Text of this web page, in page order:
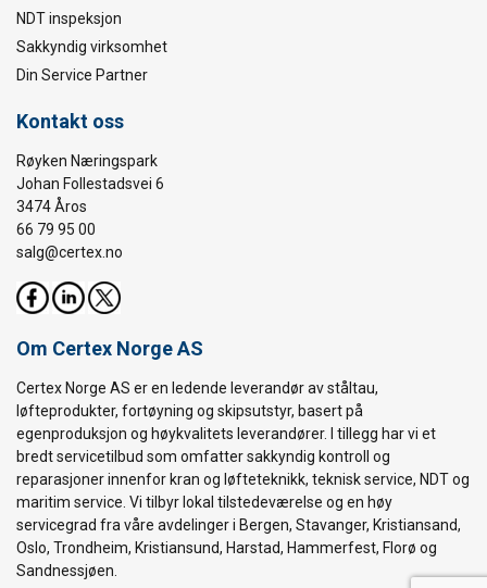
NDT inspeksjon
Sakkyndig virksomhet
Din Service Partner
Kontakt oss
Røyken Næringspark
Johan Follestadsvei 6
3474 Åros
66 79 95 00
salg@certex.no
Om Certex Norge AS
Certex Norge AS er en ledende leverandør av ståltau,
løfteprodukter, fortøyning og skipsutstyr, basert på
egenproduksjon og høykvalitets leverandører. I tillegg har vi et
bredt servicetilbud som omfatter sakkyndig kontroll og
reparasjoner innenfor kran og løfteteknikk, teknisk service, NDT og
maritim service. Vi tilbyr lokal tilstedeværelse og en høy
servicegrad fra våre avdelinger i Bergen, Stavanger, Kristiansand,
Oslo, Trondheim, Kristiansund, Harstad, Hammerfest, Florø og
Sandnessjøen.